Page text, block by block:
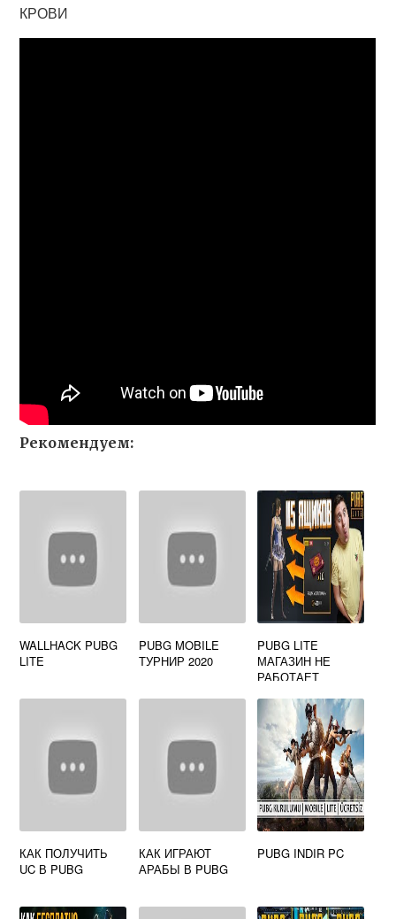
КРОВИ
Рекомендуем:
WALLHACK PUBG
LITE
PUBG MOBILE
ТУРНИР 2020
PUBG LITE
МАГАЗИН НЕ
РАБОТАЕТ
КАК ПОЛУЧИТЬ
UC В PUBG
КАК ИГРАЮТ
АРАБЫ В PUBG
PUBG INDIR PC